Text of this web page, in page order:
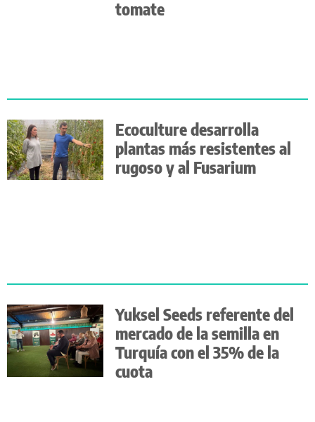
tomate
Ecoculture desarrolla
plantas más resistentes al
rugoso y al Fusarium
Yuksel Seeds referente del
mercado de la semilla en
Turquía con el 35% de la
cuota